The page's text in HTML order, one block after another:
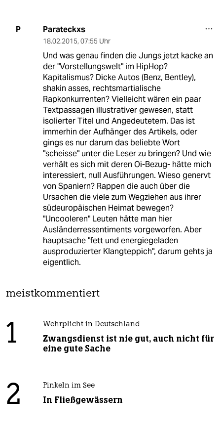
P Parateckxs
18.02.2015, 07:55 Uhr
Und was genau finden die Jungs jetzt kacke an
der "Vorstellungswelt" im HipHop?
Kapitalismus? Dicke Autos (Benz, Bentley),
shakin asses, rechtsmartialische
Rapkonkurrenten? Vielleicht wären ein paar
Textpassagen illustrativer gewesen, statt
isolierter Titel und Angedeutetem. Das ist
immerhin der Aufhänger des Artikels, oder
gings es nur darum das beliebte Wort
"scheisse" unter die Leser zu bringen? Und wie
verhält es sich mit deren Oi-Bezug- hätte mich
interessiert, null Ausführungen. Wieso genervt
von Spaniern? Rappen die auch über die
Ursachen die viele zum Wegziehen aus ihrer
südeuropäischen Heimat bewegen?
"Uncooleren" Leuten hätte man hier
Ausländerressentiments vorgeworfen. Aber
hauptsache "fett und energiegeladen
ausproduzierter Klangteppich", darum gehts ja
eigentlich.
meistkommentiert
1 Wehrplicht in Deutschland
Zwangsdienst ist nie gut, auch nicht für
eine gute Sache
2 Pinkeln im See
In Fließgewässern